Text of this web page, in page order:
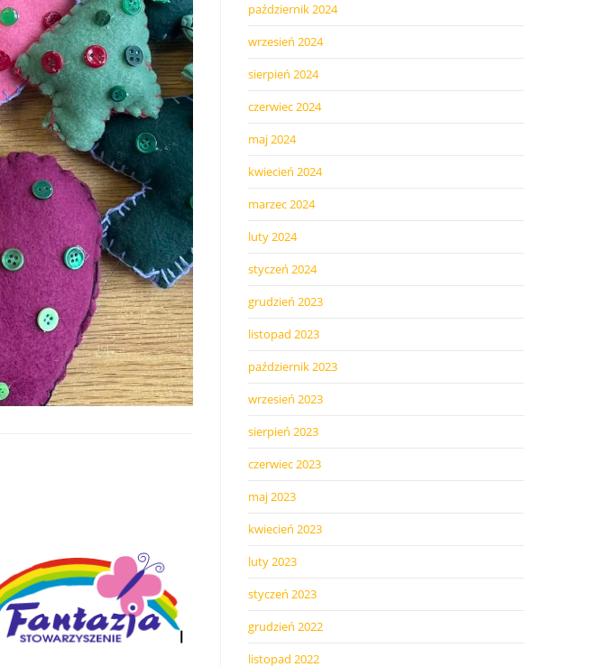
październik 2024
wrzesień 2024
sierpień 2024
czerwiec 2024
maj 2024
kwiecień 2024
marzec 2024
luty 2024
styczeń 2024
grudzień 2023
listopad 2023
październik 2023
wrzesień 2023
sierpień 2023
czerwiec 2023
maj 2023
kwiecień 2023
luty 2023
styczeń 2023
grudzień 2022
listopad 2022